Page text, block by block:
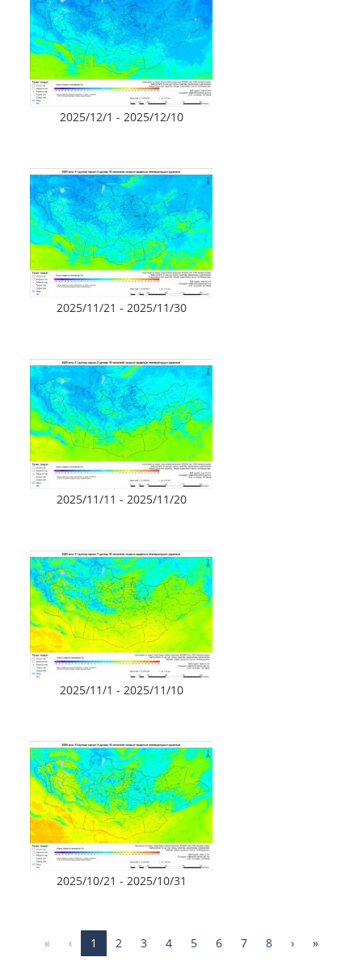
2025/12/1 - 2025/12/10
2025/11/21 - 2025/11/30
2025/11/11 - 2025/11/20
2025/11/1 - 2025/11/10
2025/10/21 - 2025/10/31
« ‹ 1 2 3 4 5 6 7 8 › »